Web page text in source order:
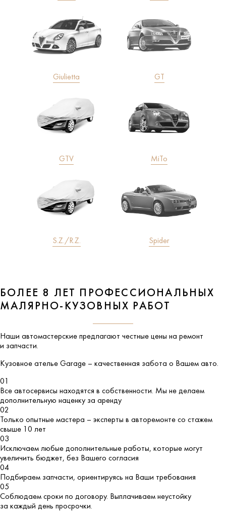
Giulietta GT
GTV MiTo
S.Z./R.Z. Spider
БОЛЕЕ 8 ЛЕТ ПРОФЕССИОНАЛЬНЫХ
МАЛЯРНО-КУЗОВНЫХ РАБОТ
Наши автомастерские предлагают честные цены на ремонт
и запчасти.
Кузовное ателье Garage – качественная забота о Вашем авто.
01
Все автосервисы находятся в собственности. Мы не делаем
дополнительную наценку за аренду
02
Только опытные мастера – эксперты в авторемонте со стажем
свыше 10 лет
03
Исключаем любые дополнительные работы, которые могут
увеличить бюджет, без Вашего согласия
04
Подбираем запчасти, ориентируясь на Ваши требования
05
Соблюдаем сроки по договору. Выплачиваем неустойку
за каждый день просрочки.